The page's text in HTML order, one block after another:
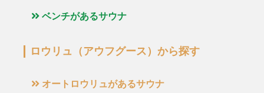
ベンチがあるサウナ
ロウリュ（アウフグース）から探す
オートロウリュがあるサウナ